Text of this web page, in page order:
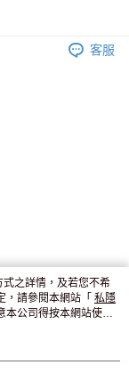
7天內取。逾期後
客服
之詳情，及若您不希
，請參閱本網站「 私隱
本公司得按本網站使用